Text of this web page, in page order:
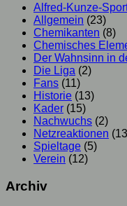
Alfred-Kunze-
Allgemein (23)
Chemikanten (8)
Chemisches
Der Wahnsinn in
Die Liga (2)
Fans (11)
Historie (13)
Kader (15)
Nachwuchs (2)
Netzreaktionen
Spieltage (5)
Verein (12)
Archiv